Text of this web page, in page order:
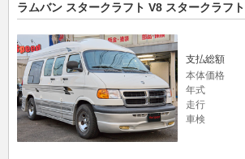
ラムバン スタークラフト V8 スタークラフ
支払総額
本体価格
年式
走行
車検